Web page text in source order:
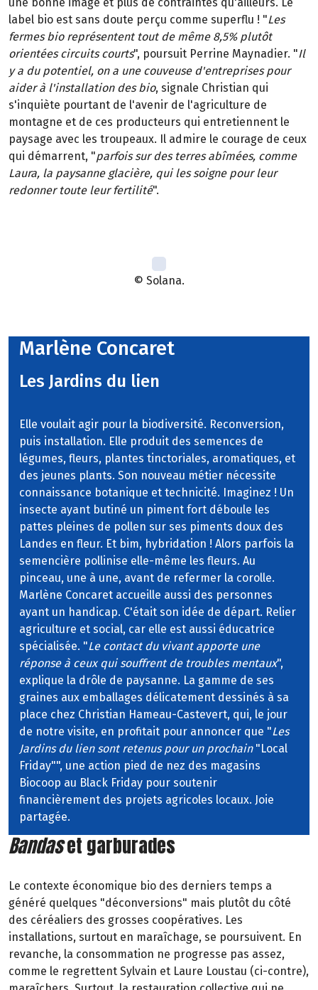
label bio est sans doute perçu comme superflu ! "Les
fermes bio représentent tout de même 8,5% plutôt
orientées circuits courts", poursuit Perrine Maynadier. "Il
y a du potentiel, on a une couveuse d'entreprises pour
aider à l'installation des bio, signale Christian qui
s'inquiète pourtant de l'avenir de l'agriculture de
montagne et de ces producteurs qui entretiennent le
paysage avec les troupeaux. Il admire le courage de ceux
qui démarrent, "parfois sur des terres abîmées, comme
Laura, la paysanne glacière, qui les soigne pour leur
redonner toute leur fertilité".
© Solana.
Marlène Concaret
Les Jardins du lien
Elle voulait agir pour la biodiversité. Reconversion,
puis installation. Elle produit des semences de
légumes, fleurs, plantes tinctoriales, aromatiques, et
des jeunes plants. Son nouveau métier nécessite
connaissance botanique et technicité. Imaginez ! Un
insecte ayant butiné un piment fort déboule les
pattes pleines de pollen sur ses piments doux des
Landes en fleur. Et bim, hybridation ! Alors parfois la
semencière pollinise elle-même les fleurs. Au
pinceau, une à une, avant de refermer la corolle.
Marlène Concaret accueille aussi des personnes
ayant un handicap. C'était son idée de départ. Relier
agriculture et social, car elle est aussi éducatrice
spécialisée. "Le contact du vivant apporte une
réponse à ceux qui souffrent de troubles mentaux",
explique la drôle de paysanne. La gamme de ses
graines aux emballages délicatement dessinés à sa
place chez Christian Hameau-Castevert, qui, le jour
de notre visite, en profitait pour annoncer que "Les
Jardins du lien sont retenus pour un prochain"Local
Friday"", une action pied de nez des magasins
Biocoop au Black Friday pour soutenir
financièrement des projets agricoles locaux. Joie
partagée.
Bandaset garburades
Le contexte économique bio des derniers temps a
généré quelques "déconversions" mais plutôt du côté
des céréaliers des grosses coopératives. Les
installations, surtout en maraîchage, se poursuivent. En
revanche, la consommation ne progresse pas assez,
comme le regrettent Sylvain et Laure Loustau (ci-contre),